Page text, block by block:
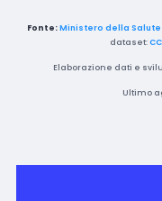
Fonte: Ministero della Salute
dataset:
Elaborazione dati e
Ultimo